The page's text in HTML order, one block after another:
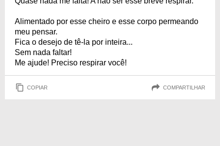
Alimentado por esse cheiro e esse corpo permeando
meu pensar.
Fica o desejo de tê-la por inteira...
Sem nada faltar!
Me ajude! Preciso respirar você!
COPIAR COMPARTILHAR